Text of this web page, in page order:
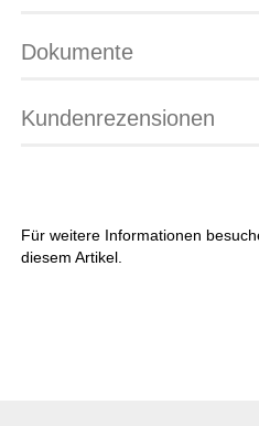
Dokumente
Kundenrezensionen
Für weitere Informationen
diesem Artikel.